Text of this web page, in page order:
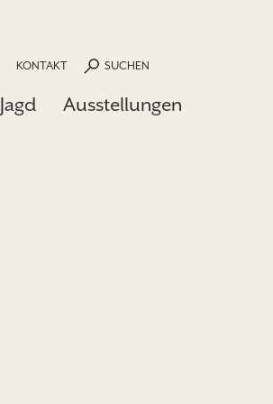
SUCHEN
KONTAKT
Jagd Ausstellungen